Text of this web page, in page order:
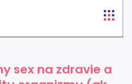
sex na zdravie a